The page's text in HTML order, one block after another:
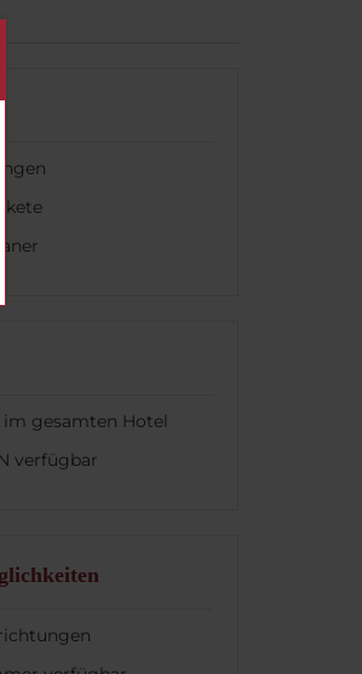
gesamten Hotel
verfügbar